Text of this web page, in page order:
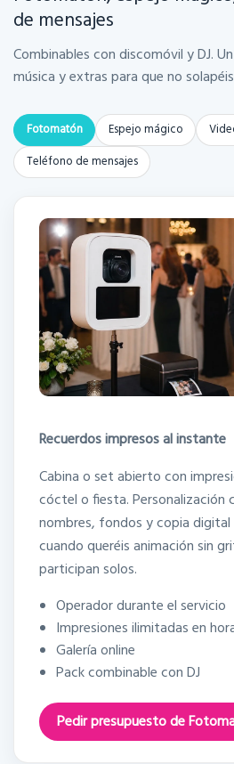
de mensajes
Combinables con discomóvil y DJ.
música y extras para que no
Fotomatón Espejo mágico
Teléfono de mensajes
Recuerdos impresos al instante
Cabina o set abierto con
cóctel o fiesta. Personalización
nombres, fondos y copia
cuando queréis animación sin
participan solos.
Operador durante el servicio
Impresiones ilimitadas en
Galería online
Pack combinable con DJ
Pedir presupuesto de